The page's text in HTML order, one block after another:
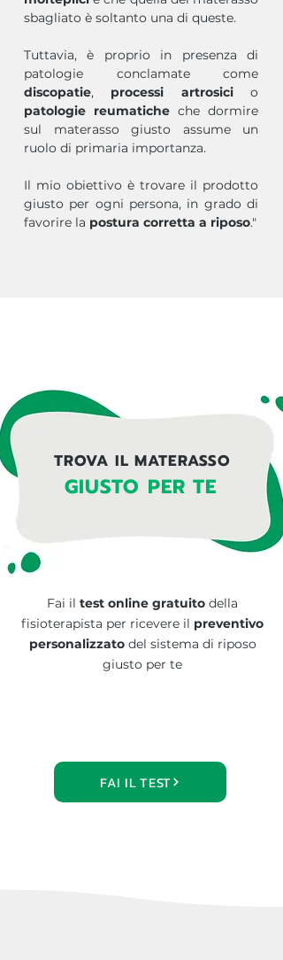
sbagliato è soltanto una di queste.
Tuttavia, è proprio in presenza di
patologie conclamate come
discopatie, processi artrosicio
patologie reumatiche che dormire
sul materasso giusto assume un
ruolo di primaria importanza.​
Il mio obiettivo è trovare il prodotto
giusto per ogni persona, in grado di
favorire la postura corretta a riposo."
TROVA IL MATERASSO
GIUSTO PER TE
Fai il test online gratuito della
fisioterapista per ricevere il preventivo
personalizzatodel sistema di riposo
giusto per te
FAI IL TEST